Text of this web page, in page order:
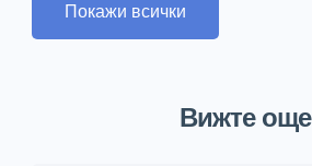
Покажи всички
Вижте още